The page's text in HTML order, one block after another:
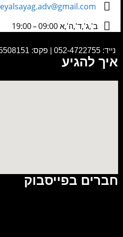
eyalsayag.adv@gmail.com
ב',ג',ד',ה',א 09:00 – 19:00
נייד: 052-4722755 פקס: 03-5508151
איך להגיע
חברים בפייסבוק